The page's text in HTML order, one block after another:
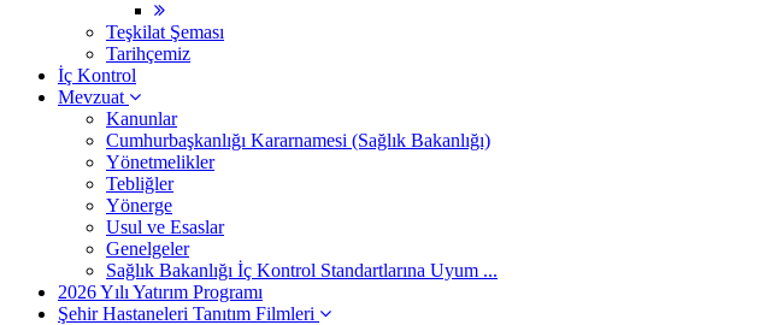
Teşkilat Şeması
Tarihçemiz
İç Kontrol
Mevzuat
Kanunlar
Cumhurbaşkanlığı Kararnamesi (Sağlık Bakanlığı)
Yönetmelikler
Tebliğler
Yönerge
Usul ve Esaslar
Genelgeler
Sağlık Bakanlığı İç Kontrol Standartlarına Uyum ...
2026 Yılı Yatırım Programı
Şehir Hastaneleri Tanıtım Filmleri